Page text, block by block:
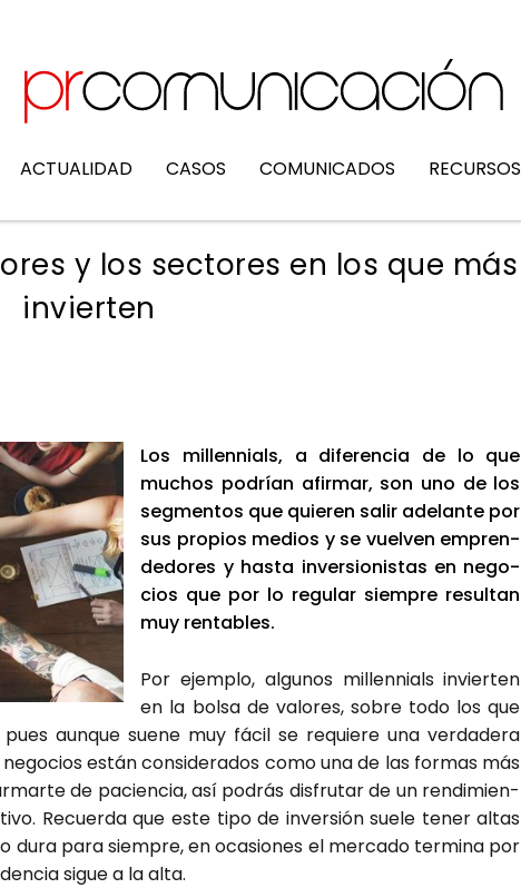
ACTUALIDAD CASOS COMUNICADOS RECURSOS
y los sectores en los que más
invierten
Los millen­nials, a dife­ren­cia de lo que
muchos podrían afir­mar, son uno de los
seg­men­tos que quie­ren salir ade­lan­te por
sus pro­pios medios y se vuel­ven empren­
de­do­res y has­ta inver­sio­nis­tas en nego­
cios que por lo regu­lar siem­pre resul­tan
muy ren­ta­bles.
Por ejem­plo, algu­nos millen­nials invier­ten
en la bol­sa de valo­res, sobre todo los que
aun­que sue­ne muy fácil se requie­re una ver­da­de­ra
están con­si­de­ra­dos como una de las for­mas más
de pacien­cia, así podrás dis­fru­tar de un ren­di­mien­
Recuer­da que este tipo de inver­sión sue­le tener altas
dura para siem­pre, en oca­sio­nes el mer­ca­do ter­mi­na por
sigue a la alta.